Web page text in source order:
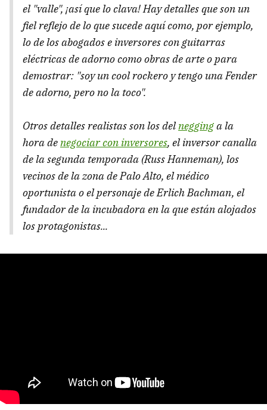
el "valle", ¡así que lo clava! Hay detalles que son un
fiel reflejo de lo que sucede aquí como, por ejemplo,
lo de los abogados e inversores con guitarras
eléctricas de adorno como obras de arte o para
demostrar: "soy uncoolrockero y tengo una Fender
de adorno, pero no la toco".
Otros detalles realistas son los delnegginga la
hora denegociar con inversores, el inversor canalla
de la segunda temporada (Russ Hanneman), los
vecinos de la zona de Palo Alto, el médico
oportunista o el personaje de Erlich Bachman, el
fundador de la incubadora en la que están alojados
los protagonistas...